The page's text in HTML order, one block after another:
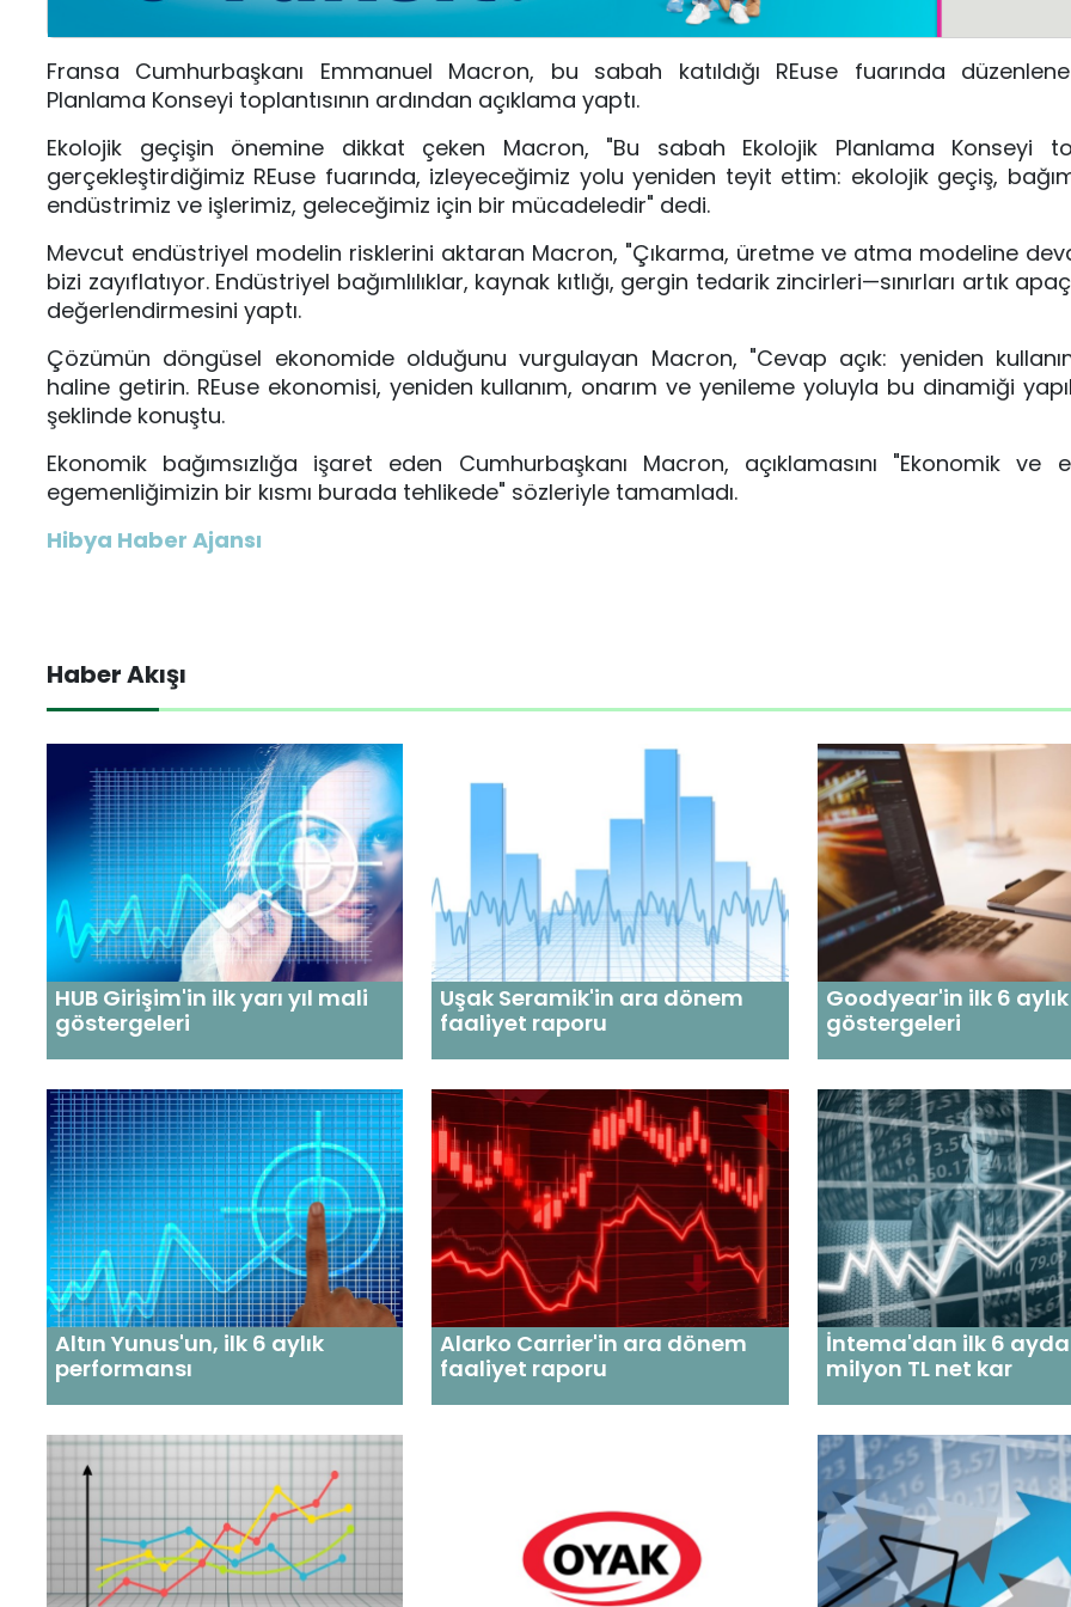
Fransa Cumhurbaşkanı Emmanuel Macron, bu sabah katıldığı REuse fuarında
Planlama Konseyi toplantısının ardından açıklama yaptı.
Ekolojik geçişin önemine dikkat çeken Macron, "Bu sabah Ekolojik Planlama Konseyi
gerçekleştirdiğimiz REuse fuarında, izleyeceğimiz yolu yeniden teyit ettim: ekolojik geçiş,
endüstrimiz ve işlerimiz, geleceğimiz için bir mücadeledir" dedi.
Mevcut endüstriyel modelin risklerini aktaran Macron, "Çıkarma, üretme ve atma modeline
bizi zayıflatıyor. Endüstriyel bağımlılıklar, kaynak kıtlığı, gergin tedarik zincirleri—sınırları artık
değerlendirmesini yaptı.
Çözümün döngüsel ekonomide olduğunu vurgulayan Macron, "Cevap açık: yeniden
haline getirin. REuse ekonomisi, yeniden kullanım, onarım ve yenileme yoluyla bu dinamiği
şeklinde konuştu.
Ekonomik bağımsızlığa işaret eden Cumhurbaşkanı Macron, açıklamasını "Ekonomik ve
egemenliğimizin bir kısmı burada tehlikede" sözleriyle tamamladı.
Hibya Haber Ajansı
Haber Akışı
HUB Girişim'in ilk yarı yıl mali
göstergeleri
Uşak Seramik'in ara dönem
faaliyet raporu
Goodyear'in ilk 6
göstergeleri
Altın Yunus'un, ilk 6 aylık
performansı
Alarko Carrier'in ara dönem
faaliyet raporu
İntema'dan ilk 6
milyon TL net kar